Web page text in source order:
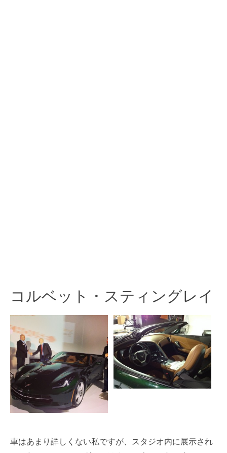
コルベット・スティングレイ
車はあまり詳しくない私ですが、スタジオ内に展示され